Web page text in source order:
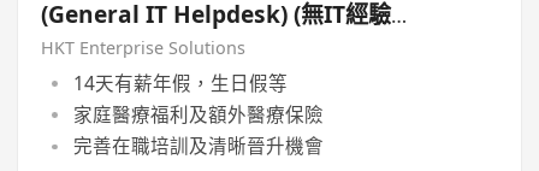
(General IT Helpdesk) (無IT經驗
亦可申請) (7 x 24)
HKT Enterprise Solutions
14天有薪年假，生日假等
家庭醫療福利及額外醫療保險
完善在職培訓及清晰晉升機會